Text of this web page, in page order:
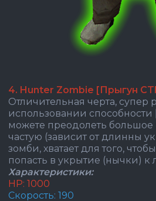
4. Hunter Zombie [Прыгун
Отличительная черта,
использовании способности
можете преодолеть большое
частую (зависит от длинны
зомби, хватает для того,
попасть в укрытие (нычки) к
Характеристики:
HP: 1000
Скорость: 190